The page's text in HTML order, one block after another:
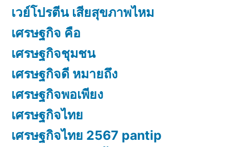
เวย์โปรตีน เสียสุขภาพไหม
เศรษฐกิจ คือ
เศรษฐกิจชุมชน
เศรษฐกิจดี หมายถึง
เศรษฐกิจพอเพียง
เศรษฐกิจไทย
เศรษฐกิจไทย 2567 pantip